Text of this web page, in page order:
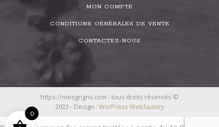
MON COMPTE
CONDITIONS GÉNÉRALES DE VENTE
CONTACTEZ-NOUS
https://mesgrigris.com - tous droits réservés ©
2023 - Design : WorPress Webfactory
0